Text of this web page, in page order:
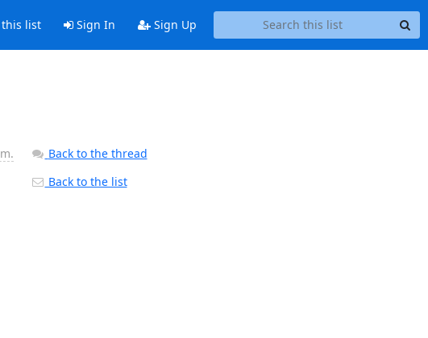
list Sign In Sign Up
Back to the thread
Back to the list